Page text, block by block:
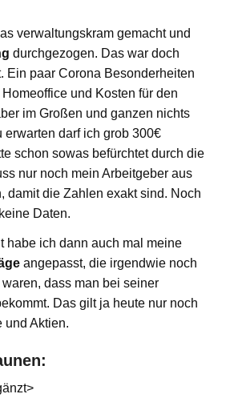
verwaltungskram gemacht und
durchgezogen. Das war doch
Ein paar Corona Besonderheiten
und Kosten für den
im Großen und ganzen nichts
erwarten darf ich grob 300€
schon sowas befürchtet durch die
nur noch mein Arbeitgeber aus
damit die Zahlen exakt sind. Noch
Daten.
habe ich dann auch mal meine
angepasst, die irgendwie noch
dass man bei seiner
Das gilt ja heute nur noch
und Aktien.